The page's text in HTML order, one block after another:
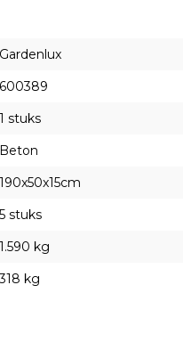
Gardenlux
600389
1 stuks
Beton
190x50x15cm
5 stuks
1.590 kg
318 kg